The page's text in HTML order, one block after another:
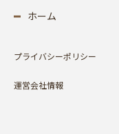
ホーム
プライバシーポリシー
運営会社情報